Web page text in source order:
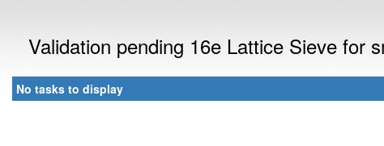
Validation pending 16e Lattice Sieve for
No tasks to display